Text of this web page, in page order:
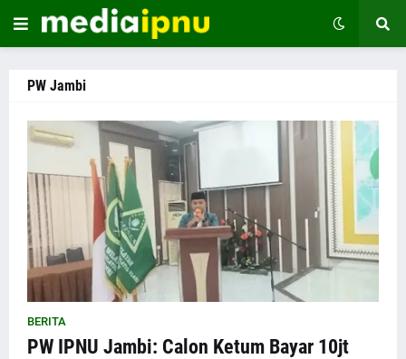
PW Jambi
BERITA
PW IPNU Jambi: Calon Ketum Bayar 10jt